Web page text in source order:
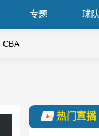
专题 球队
CBA
热门直播